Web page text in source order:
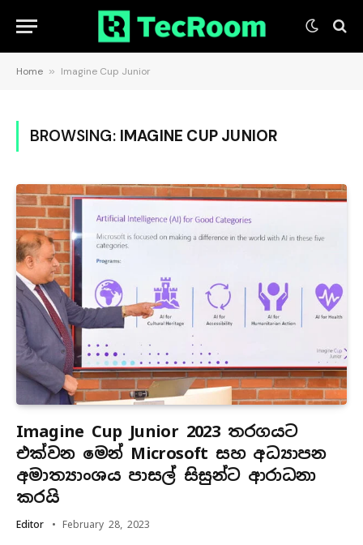
Home » Imagine Cup Junior
BROWSING: IMAGINE CUP JUNIOR
Imagine Cup Junior 2023 තරගයට
එක්වන මෙන් Microsoft සහ අධ්‍යාපන
අමාත්‍යාංශය පාසල් සිසුන්ට ආරාධනා
කරයි
Editor February 28, 2023